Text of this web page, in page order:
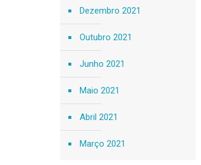
Dezembro 2021
Outubro 2021
Junho 2021
Maio 2021
Abril 2021
Março 2021